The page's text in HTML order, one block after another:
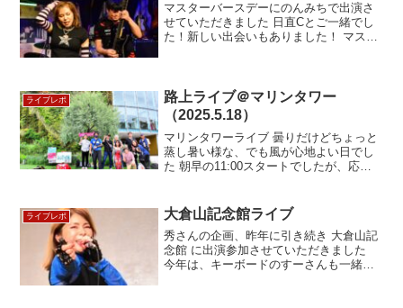
マスターバースデーにのんみちで出演さ
せていただきました 日直Cとご一緒でし
た！新しい出会いもありました！ マスタ
ライブレポ
路上ライブ＠マリンタワー
（2025.5.18）
マリンタワーライブ 曇りだけどちょっと
蒸し暑い様な、でも風が心地よい日でし
た 朝早の11:00スタートでしたが、応援
ると安心感 トライアスロンや …
ライブレポ 大倉山記念館ライブ
秀さんの企画、昨年に引き続き 大倉山記
念館 に出演参加させていただきました
今年は、キーボードのすーさんも一緒